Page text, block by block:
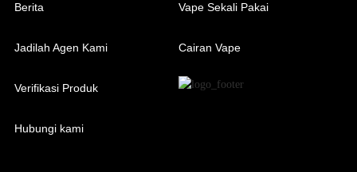
Berita
Jadilah Agen Kami
Verifikasi Produk
Hubungi kami
Vape Sekali Pakai
Cairan Vape